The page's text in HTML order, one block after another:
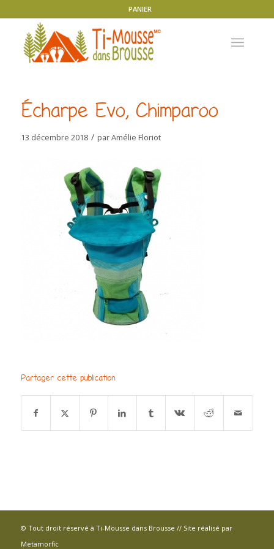
PANIER
Écharpe Evo, Chimparoo
13 décembre 2018 / parAmélie Floriot
Partager cette publication
© Tout droit réservé à Ti-Mousse dans Brousse // Site réalisé par
Metamorfic